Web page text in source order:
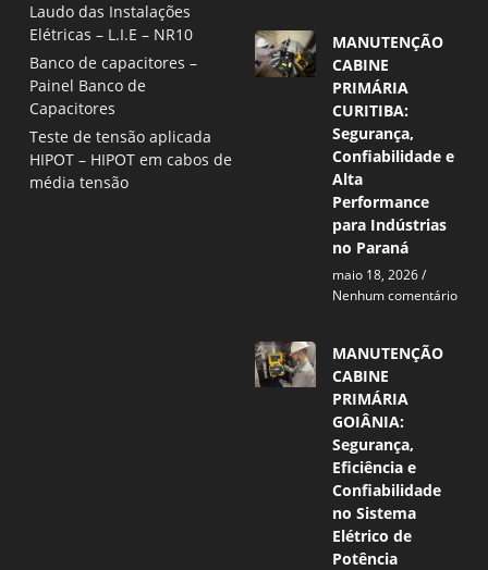
Laudo das Instalações
Elétricas – L.I.E – NR10
Banco de capacitores –
Painel Banco de
Capacitores
Teste de tensão aplicada
HIPOT – HIPOT em cabos de
média tensão
MANUTENÇÃO
CABINE
PRIMÁRIA
CURITIBA:
Segurança,
Confiabilidade e
Alta
Performance
para Indústrias
no Paraná
maio 18, 2026
Nenhum comentário
MANUTENÇÃO
CABINE
PRIMÁRIA
GOIÂNIA:
Segurança,
Eficiência e
Confiabilidade
no Sistema
Elétrico de
Potência